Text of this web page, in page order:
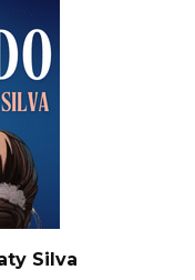
Silva